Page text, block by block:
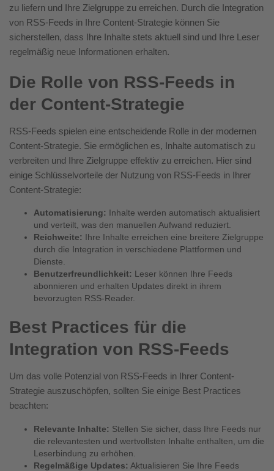
zu liefern und Ihre Zielgruppe zu erreichen. Durch die Integration
von RSS-Feeds in Ihre Content-Strategie können Sie
sicherstellen, dass Ihre Inhalte stets aktuell sind und Ihre Leser
regelmäßig neue Informationen erhalten.
Die Rolle von RSS-Feeds in
der Content-Strategie
RSS-Feeds spielen eine entscheidende Rolle in der modernen
Content-Strategie. Sie ermöglichen es, Inhalte automatisch zu
verbreiten und Ihre Zielgruppe effektiv zu erreichen. Hier sind
einige Schlüsselvorteile der Nutzung von RSS-Feeds in Ihrer
Content-Strategie:
Automatisierung: Inhalte werden automatisch aktualisiert
und verteilt, was den manuellen Aufwand reduziert.
Reichweite: Ihre Inhalte erreichen eine breitere Zielgruppe
durch die Integration in verschiedene Plattformen und
Dienste.
Benutzerfreundlichkeit: Leser können Ihre Feeds
abonnieren und erhalten Updates direkt in ihrem
bevorzugten RSS-Reader.
Best Practices für die
Integration von RSS-Feeds
Um das volle Potenzial von RSS-Feeds in Ihrer Content-
Strategie auszuschöpfen, sollten Sie einige Best Practices
beachten:
Relevante Inhalte: Stellen Sie sicher, dass Ihre Feeds nur
die relevantesten und wertvollsten Inhalte enthalten, um die
Leserbindung zu erhöhen.
Regelmäßige Updates: Aktualisieren Sie Ihre Feeds